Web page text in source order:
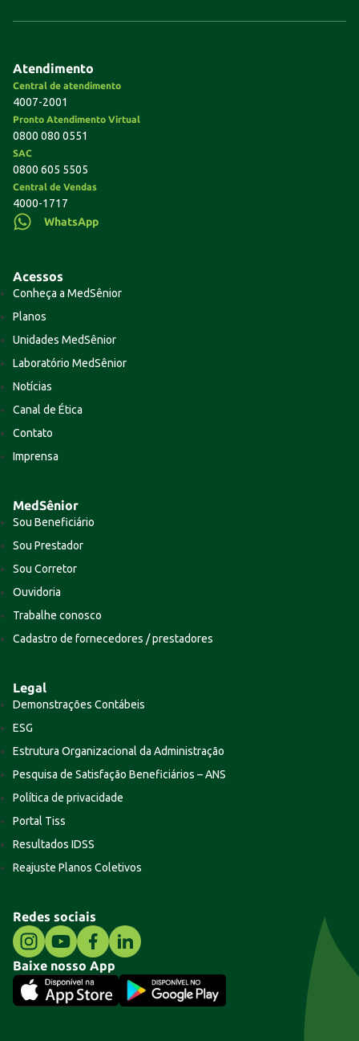
Atendimento
Central de atendimento
4007-2001
Pronto Atendimento Virtual
0800 080 0551
SAC
0800 605 5505
Central de Vendas
4000-1717
WhatsApp
Acessos
Conheça a MedSênior
Planos
Unidades MedSênior
Laboratório MedSênior
Notícias
Canal de Ética
Contato
Imprensa
MedSênior
Sou Beneficiário
Sou Prestador
Sou Corretor
Ouvidoria
Trabalhe conosco
Cadastro de fornecedores / prestadores
Legal
Demonstrações Contábeis
ESG
Estrutura Organizacional da Administração
Pesquisa de Satisfação Beneficiários – ANS
Política de privacidade
Portal Tiss
Resultados IDSS
Reajuste Planos Coletivos
Redes sociais
Baixe nosso App